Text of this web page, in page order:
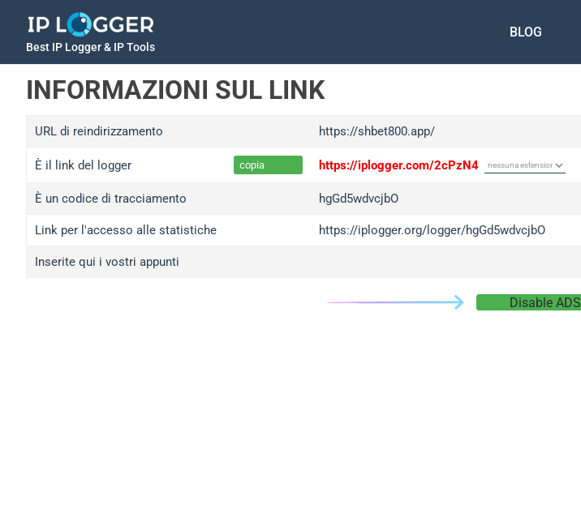
Best IP Logger & IP Tools
BLOG
INFORMAZIONI SUL LINK
URL di reindirizzamento https://shbet800.app/
È il link del logger copia https://iplogger.com/2cPzN4
È un codice di tracciamento hgGd5wdvcjbO
Link per l'accesso alle statistiche https://iplogger.org/logger/hgGd5wdvcjbO
Inserite qui i vostri appunti
Disable ADS